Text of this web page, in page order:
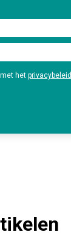
het privacybeleid